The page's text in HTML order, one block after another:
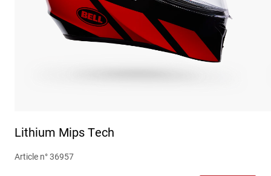
Rétro
Pièces détachées
Pièces détachées
Lithium Mips Tech
Article n°36957